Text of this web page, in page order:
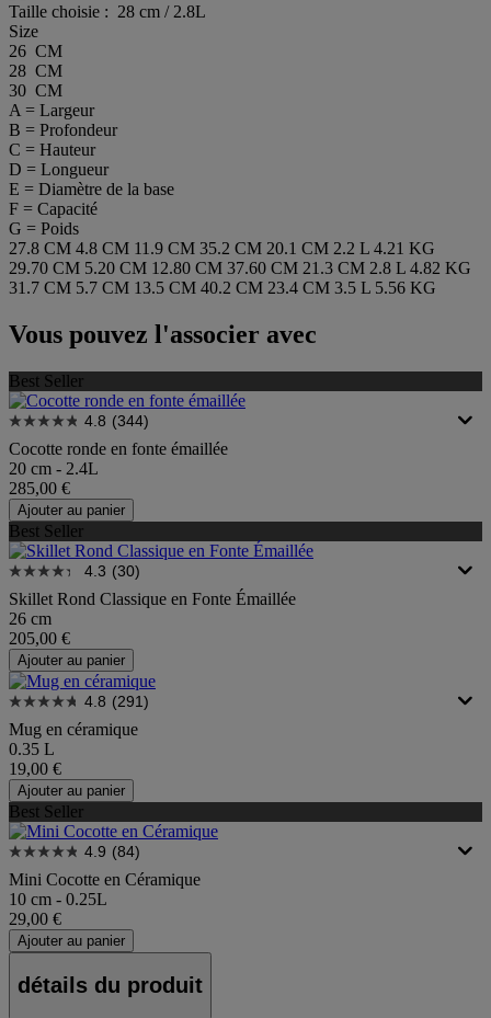
Taille choisie : 28 cm / 2.8L
Size
26 CM
28 CM
30 CM
A = Largeur
B = Profondeur
C = Hauteur
D = Longueur
E = Diamètre de la base
F = Capacité
G = Poids
27.8 CM 4.8 CM 11.9 CM 35.2 CM 20.1 CM 2.2 L 4.21 KG
29.70 CM 5.20 CM 12.80 CM 37.60 CM 21.3 CM 2.8 L 4.82 KG
31.7 CM 5.7 CM 13.5 CM 40.2 CM 23.4 CM 3.5 L 5.56 KG
Vous pouvez l'associer avec
Best Seller
4.8 (344)
Cocotte ronde en fonte émaillée
20 cm - 2.4L
285,00 €
Ajouter au panier
Best Seller
4.3 (30)
Skillet Rond Classique en Fonte Émaillée
26 cm
205,00 €
Ajouter au panier
4.8 (291)
Mug en céramique
0.35 L
19,00 €
Ajouter au panier
Best Seller
4.9 (84)
Mini Cocotte en Céramique
10 cm - 0.25L
29,00 €
Ajouter au panier
détails du produit